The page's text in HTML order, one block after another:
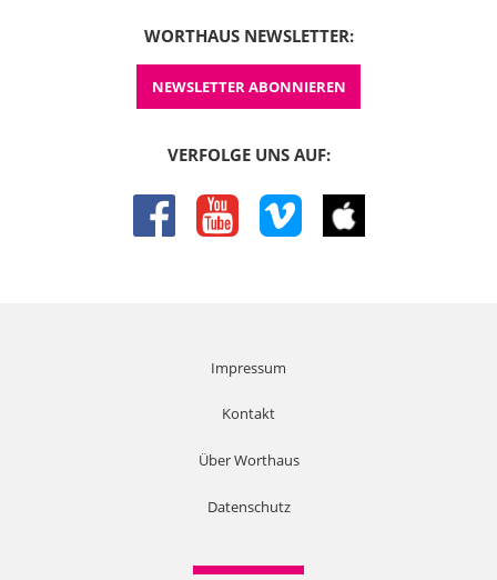
WORTHAUS NEWSLETTER:
NEWSLETTER ABONNIEREN
VERFOLGE UNS AUF:
facebook youtube vimeo itunes
Impressum
Kontakt
Über Worthaus
Datenschutz